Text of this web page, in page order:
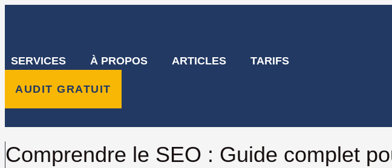
SERVICES À PROPOS ARTICLES TARIFS
AUDIT GRATUIT
Comprendre le SEO : Guide complet